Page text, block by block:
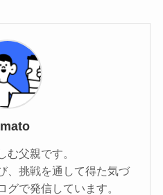
む父親です。
、挑戦を通して得た気づ
グで発信しています。